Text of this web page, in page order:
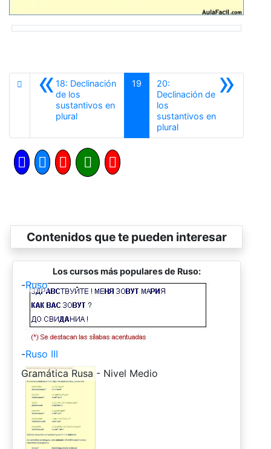
«18: Declinación
de los
sustantivos en
pluralAnterior
19 »
20:
Declinación de
los
sustantivos en
pluralSiguiente
Contenidos que te pueden interesar
Los cursos más populares de Ruso:
-Ruso
-Ruso III
-
Gramática Rusa - Nivel Medio